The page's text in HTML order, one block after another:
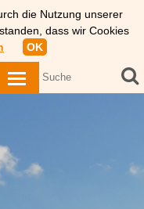
die Nutzung unserer
dass wir Cookies
OK